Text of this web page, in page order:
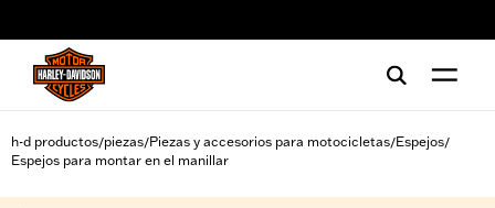
h-d productos/piezas/Piezas y accesorios para motocicletas/Espejos/
Espejos para montar en el manillar